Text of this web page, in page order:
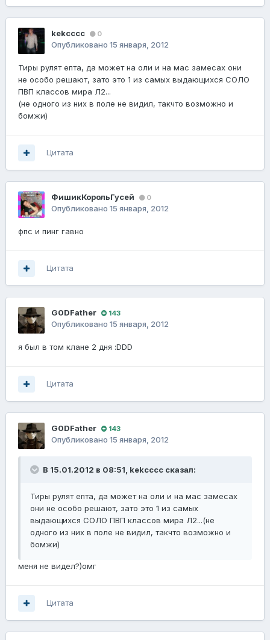
kekcccc 0
Опубликовано 15 января, 2012
Тиры рулят епта, да может на оли и на мас замесах они
не особо решают, зато это 1 из самых выдающихся СОЛО
ПВП классов мира Л2...
(не одного из них в поле не видил, такчто возможно и
бомжи)
Цитата
ФишикКорольГусей 0
Опубликовано 15 января, 2012
фпс и пинг гавно
Цитата
G0DFathеr 143
Опубликовано 15 января, 2012
я был в том клане 2 дня :DDD
Цитата
G0DFathеr 143
Опубликовано 15 января, 2012
В 15.01.2012 в 08:51, kekcccc сказал:
Тиры рулят епта, да может на оли и на мас замесах
они не особо решают, зато это 1 из самых
выдающихся СОЛО ПВП классов мира Л2...(не
одного из них в поле не видил, такчто возможно и
бомжи)
меня не видел?)омг
Цитата